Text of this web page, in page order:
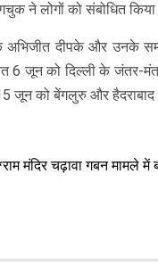
ने लोगों को संबोधित
दीपके और उनके
6 जून को दिल्ली के जंतर-
को बेंगलुरु और हैदराबाद में
मंदिर चढ़ावा गबन मामले में